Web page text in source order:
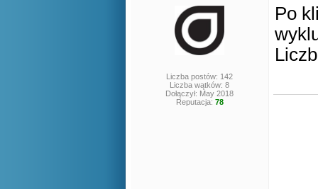
Liczba postów: 142
Liczba wątków: 8
Dołączył: May 2018
Reputacja: 78
Po